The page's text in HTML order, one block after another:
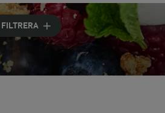
Skriv in sökord för att få förslag
FILTRERA